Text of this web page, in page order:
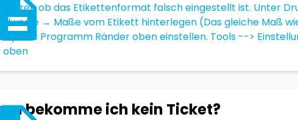
ob das Etikettenformat falsch eingestellt ist. Unter
→ Maße vom Etikett hinterlegen (Das gleiche Maß
Sports Programm Ränder oben einstellen. Tools -->
oben
bekomme ich kein Ticket?